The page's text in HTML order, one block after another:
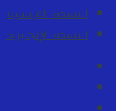
النسخة الفرنسية
النسخة الإنجليزية